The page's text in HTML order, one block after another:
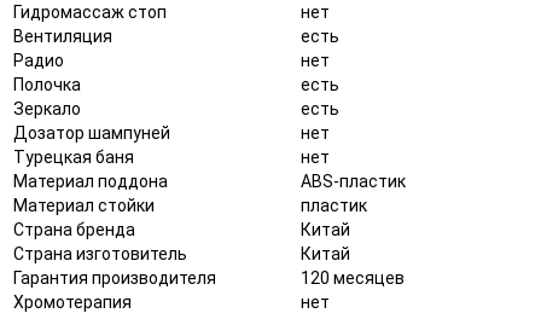
Гидромассаж стоп
нет
Вентиляция
есть
Радио
нет
Полочка
есть
Зеркало
есть
Дозатор шампуней
нет
Турецкая баня
нет
Материал поддона
ABS-пластик
Материал стойки
пластик
Страна бренда
Китай
Страна изготовитель
Китай
Гарантия производителя
120 месяцев
Хромотерапия
нет